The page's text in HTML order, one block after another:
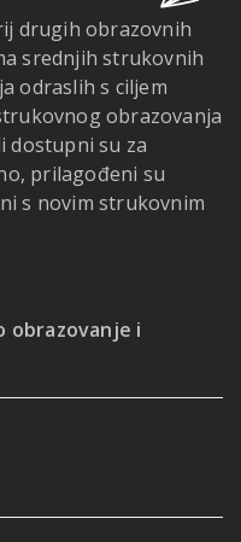
drugih obrazovnih
srednjih strukovnih
odraslih s ciljem
obrazovanja
dostupni su za
prilagođeni su
s novim strukovnim
obrazovanje i